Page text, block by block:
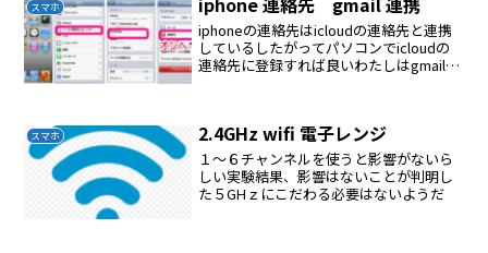
スマホ
iphoneの連絡先はicloudの連絡先と連携
しているしたがってパソコンでicloudの
連絡先に登録すれば良いわたしはgmailの
スマホ 2.4GHz wifi 電子レンジ
１〜６チャンネルを使うと影響がないら
しい実験結果、影響はないことが判明し
た５GHｚにこだわる必要はないようだ